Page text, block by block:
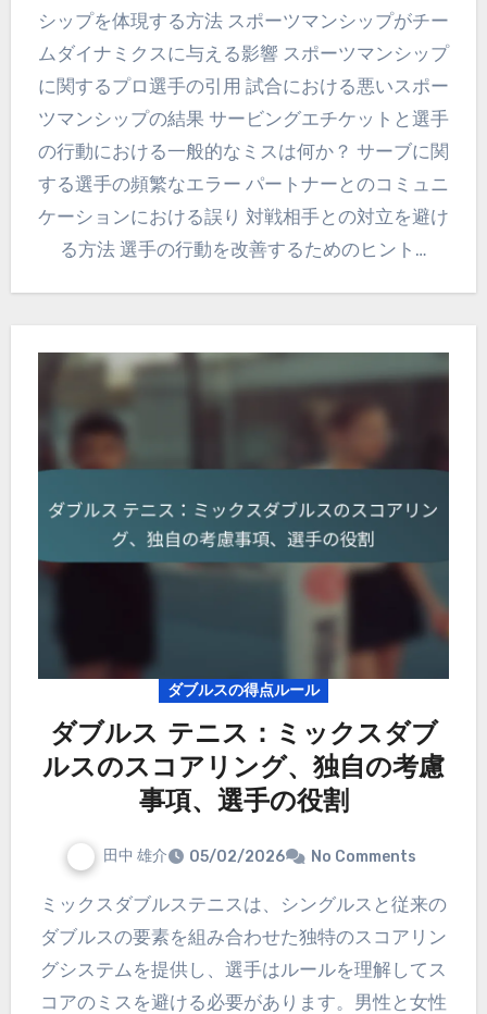
シップを体現する方法 スポーツマンシップがチー
ムダイナミクスに与える影響 スポーツマンシップ
に関するプロ選手の引用 試合における悪いスポー
ツマンシップの結果 サービングエチケットと選手
の行動における一般的なミスは何か？ サーブに関
する選手の頻繁なエラー パートナーとのコミュニ
ケーションにおける誤り 対戦相手との対立を避け
る方法 選手の行動を改善するためのヒント…
ダブルスの得点ルール
ダブルス テニス：ミックスダブ
ルスのスコアリング、独自の考慮
事項、選手の役割
田中 雄介 05/02/2026 No Comments
ミックスダブルステニスは、シングルスと従来の
ダブルスの要素を組み合わせた独特のスコアリン
グシステムを提供し、選手はルールを理解してス
コアのミスを避ける必要があります。男性と女性